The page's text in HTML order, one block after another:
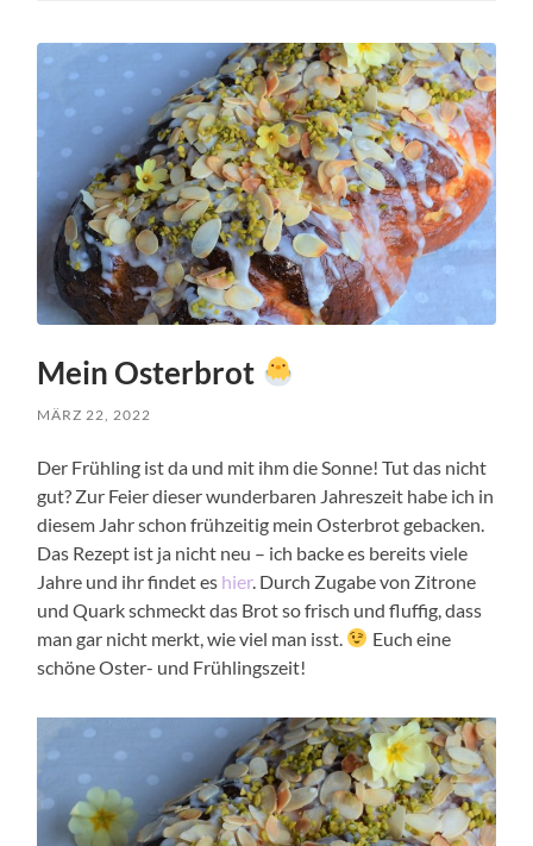
Mein Osterbrot
MÄRZ 22, 2022
Der Frühling ist da und mit ihm die Sonne! Tut das nicht
gut? Zur Feier dieser wunderbaren Jahreszeit habe ich in
diesem Jahr schon frühzeitig mein Osterbrot gebacken.
Das Rezept ist ja nicht neu – ich backe es bereits viele
Jahre und ihr findet es hier. Durch Zugabe von Zitrone
und Quark schmeckt das Brot so frisch und fluffig, dass
man gar nicht merkt, wie viel man isst.
Euch eine
schöne Oster- und Frühlingszeit!